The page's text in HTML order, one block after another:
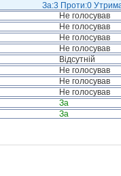
За:3 Проти:0
Не голосував
Не голосував
Не голосував
Не голосував
Відсутній
Не голосував
Не голосував
Не голосував
За
За